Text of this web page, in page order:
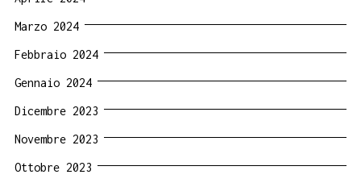
Marzo 2024
Febbraio 2024
Gennaio 2024
Dicembre 2023
Novembre 2023
Ottobre 2023